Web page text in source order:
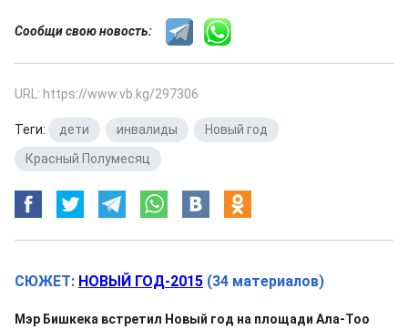
Сообщи свою новость:
URL: https://www.vb.kg/297306
Теги: дети инвалиды Новый год
Красный Полумесяц
СЮЖЕТ: НОВЫЙ ГОД-2015 (34 материалов)
Мэр Бишкека встретил Новый год на площади Ала-Тоо